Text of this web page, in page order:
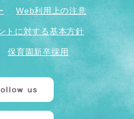
Web利用上の注意
トに対する基本方針
保育園新卒採用